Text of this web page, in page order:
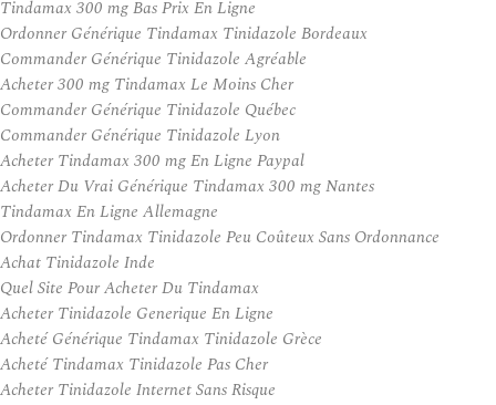
Tindamax 300 mg Bas Prix En Ligne
Ordonner Générique Tindamax Tinidazole Bordeaux
Commander Générique Tinidazole Agréable
Acheter 300 mg Tindamax Le Moins Cher
Commander Générique Tinidazole Québec
Commander Générique Tinidazole Lyon
Acheter Tindamax 300 mg En Ligne Paypal
Acheter Du Vrai Générique Tindamax 300 mg Nantes
Tindamax En Ligne Allemagne
Ordonner Tindamax Tinidazole Peu Coûteux Sans Ordonnance
Achat Tinidazole Inde
Quel Site Pour Acheter Du Tindamax
Acheter Tinidazole Generique En Ligne
Acheté Générique Tindamax Tinidazole Grèce
Acheté Tindamax Tinidazole Pas Cher
Acheter Tinidazole Internet Sans Risque